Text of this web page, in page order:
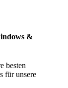
&
besten
für unsere